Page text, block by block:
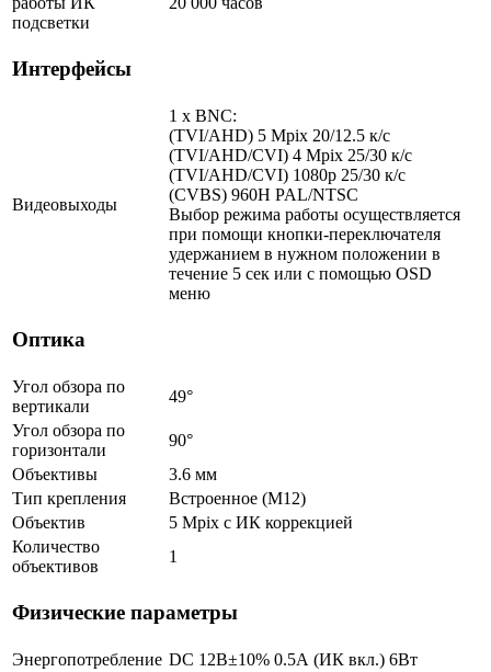
подсветки
Интерфейсы
Видеовыходы
1 x BNC:
(TVI/AHD) 5 Mpix 20/12.5 к/с
(TVI/AHD/CVI) 4 Mpix 25/30 к/с
(TVI/AHD/CVI) 1080p 25/30 к/с
(CVBS) 960H PAL/NTSC
Выбор режима работы осуществляется
при помощи кнопки-переключателя
удержанием в нужном положении в
течение 5 сек или с помощью OSD
меню
Оптика
Угол обзора по
вертикали
49°
Угол обзора по
горизонтали
90°
Объективы
3.6 мм
Тип крепления
Встроенное (М12)
Объектив
5 Mpix c ИК коррекцией
Количество
объективов
1
Физические параметры
Энергопотребление DC 12В±10% 0.5А (ИК вкл.) 6Вт